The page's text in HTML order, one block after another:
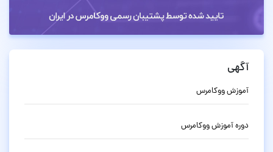
آگهی
آموزش ووکامرس
دوره آموزش ووکامرس